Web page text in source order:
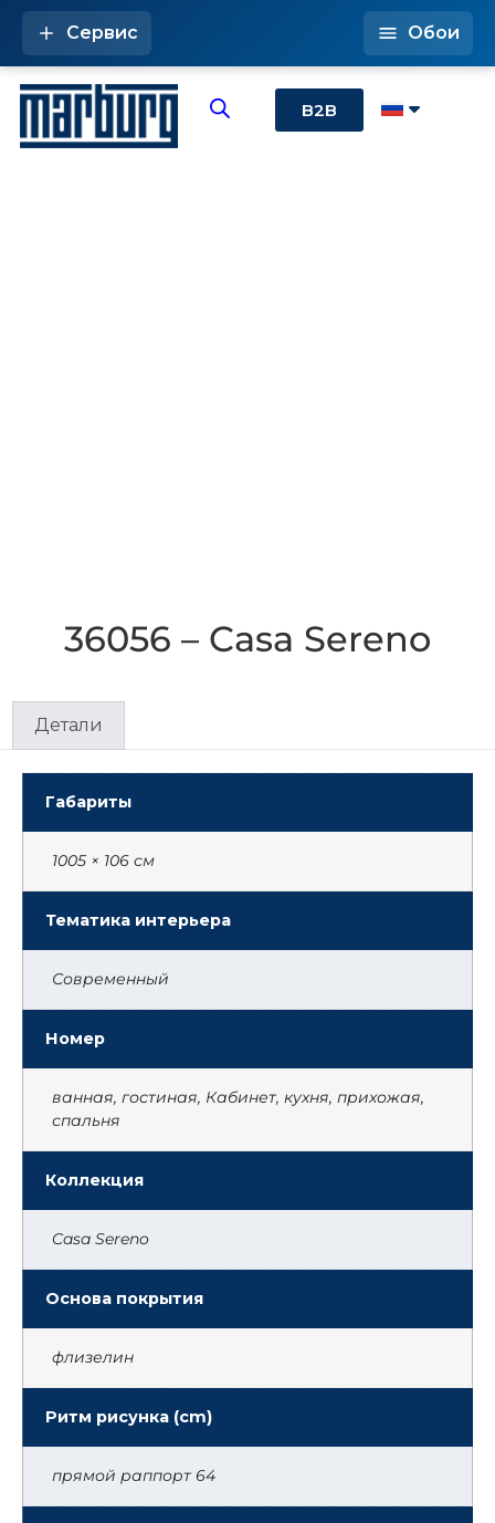
B2B
Сервис Обои
36056 – Casa Sereno
Детали
Габариты
1005 × 106 см
Тематика интерьера
Современный
Номер
ванная, гостиная, Кабинет, кухня, прихожая,
спальня
Коллекция
Casa Sereno
Основа покрытия
флизелин
Ритм рисунка (cm)
прямой раппорт 64